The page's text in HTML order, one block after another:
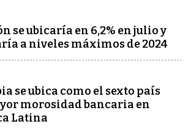
se ubicaría en 6,2% en julio y
a niveles máximos de 2024
se ubica como el sexto país
morosidad bancaria en
Latina